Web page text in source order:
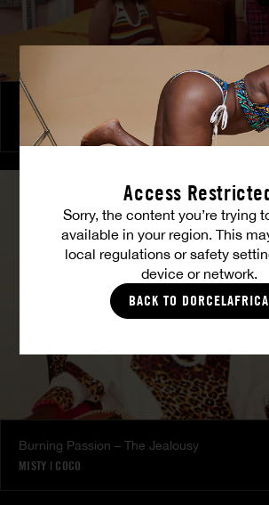
Access
Sorry, the content you’re trying
available in your region. This
local regulations or safety
device or network.
BACK TO DORCELAFRICA
The Freed Club – Power Games
COCO
Burning Passion – The Jealousy
MISTY | COCO